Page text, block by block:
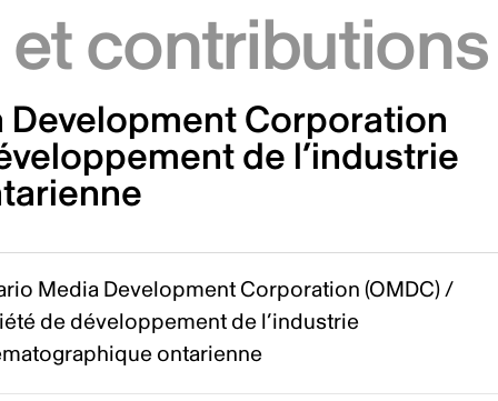
contributions
Corporation
de l’industrie
Media Development Corporation (OMDC) /
de développement de l’industrie
ontarienne